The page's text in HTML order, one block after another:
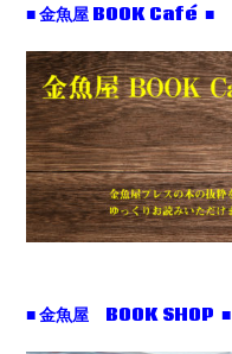
■ 金魚屋 BOOK Café ■
■ 金魚屋 BOOK SHOP ■